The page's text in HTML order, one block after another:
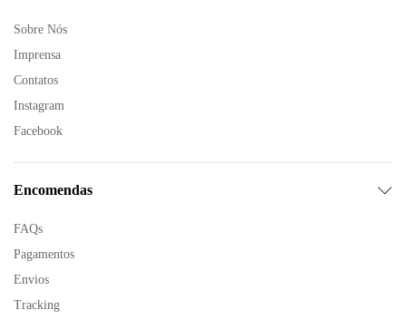
Sobre Nós
Imprensa
Contatos
Instagram
Facebook
Encomendas
FAQs
Pagamentos
Envios
Tracking